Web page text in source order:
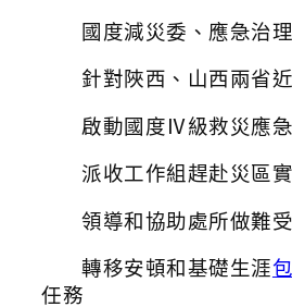
國度減災委、應急治
針對陜西、山西兩省
啟動國度Ⅳ級救災應
派收工作組趕赴災區
領導和協助處所做難
轉移安頓和基礎生涯
任務